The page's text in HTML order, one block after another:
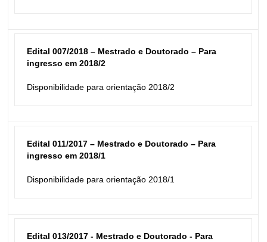
Edital 007/2018 – Mestrado e Doutorado – Para
ingresso em 2018/2
Disponibilidade para orientação 2018/2
Edital 011/2017 – Mestrado e Doutorado – Para
ingresso em 2018/1
Disponibilidade para orientação 2018/1
Edital 013/2017 - Mestrado e Doutorado - Para